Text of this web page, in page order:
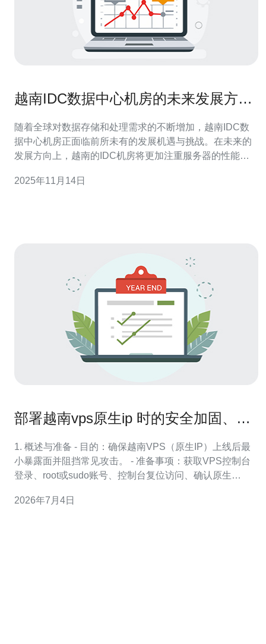
越南IDC数据中心机房的未来发展方向
随着全球对数据存储和处理需求的不断增加，越南IDC数
据中心机房正面临前所未有的发展机遇与挑战。在未来的
发展方向上，越南的IDC机房将更加注重服务器的性能提
何应对市场竞争、提升服务质量、以及满足合规性要求，
2025年11月14日
部署越南vps原生ip 时的安全加固、端
1. 概述与准备 - 目的：确保越南VPS（原生IP）上线后最
小暴露面并阻挡常见攻击。 - 准备事项：获取VPS控制台
登录、root或sudo账号、控制台复位访问、确认原生
SSH密钥 ssh-keygen -t ed25519。 - 连接测试：ssh
2026年7月4日